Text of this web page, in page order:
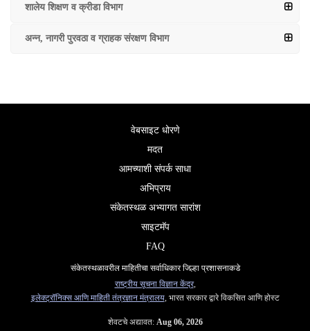
शालेय शिक्षण व क्रीडा विभाग
अन्न, नागरी पुरवठा व ग्राहक संरक्षण विभाग
वेबसाइट धोरणे
मदत
आमच्याशी संपर्क साधा
अभिप्राय
संकेतस्थळ अभ्यागत सारांश
साइटमॅप
FAQ
संकेतस्थळावरील माहितीचा सर्वाधिकार जिल्हा प्रशासनाकडे
राष्ट्रीय सूचना विज्ञान केंद्र,
इलेक्ट्रॉनिक्स आणि माहिती तंत्रज्ञान मंत्रालय, भारत सरकार द्वारे विकसित आणि होस्ट
शेवटचे अद्यावत: Aug 06, 2026